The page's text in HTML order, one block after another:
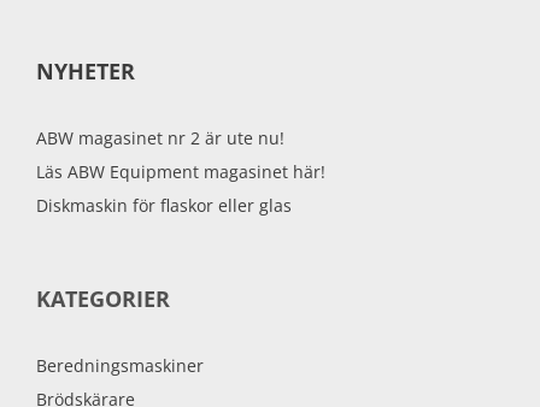
NYHETER
ABW magasinet nr 2 är ute nu!
Läs ABW Equipment magasinet här!
Diskmaskin för flaskor eller glas
KATEGORIER
Beredningsmaskiner
Brödskärare